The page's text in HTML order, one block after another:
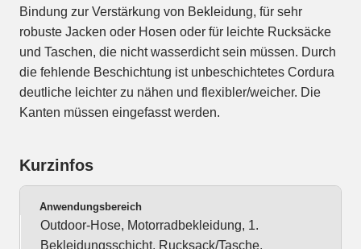
Bindung zur Verstärkung von Bekleidung, für sehr
robuste Jacken oder Hosen oder für leichte Rucksäcke
und Taschen, die nicht wasserdicht sein müssen. Durch
die fehlende Beschichtung ist unbeschichtetes Cordura
deutliche leichter zu nähen und flexibler/weicher. Die
Kanten müssen eingefasst werden.
Kurzinfos
Anwendungsbereich
Outdoor-Hose, Motorradbekleidung, 1.
Bekleidungsschicht, Rucksack/Tasche,